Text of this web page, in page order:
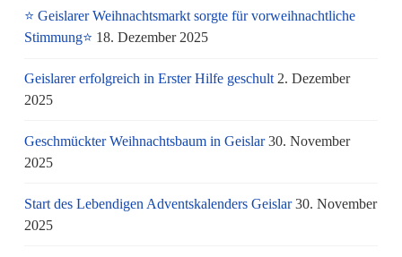
⭐ Geislarer Weihnachtsmarkt sorgte für vorweihnachtliche
Stimmung⭐ 18. Dezember 2025
Geislarer erfolgreich in Erster Hilfe geschult 2. Dezember
2025
Geschmückter Weihnachtsbaum in Geislar 30. November
2025
Start des Lebendigen Adventskalenders Geislar 30. November
2025